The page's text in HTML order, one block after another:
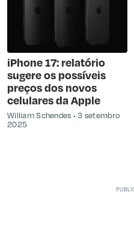
iPhone 17: relatório
sugere os possíveis
preços dos novos
celulares da Apple
William Schendes
3 setembro
2025